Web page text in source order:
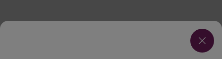
Vente uniquement en caves. Contactez votre caviste pour plus de renseignements.
L'ABUS D'ALCOOL EST DANGEREUX POUR LA SANTÉ, À CONSOMMER AVEC MODÉRATION.